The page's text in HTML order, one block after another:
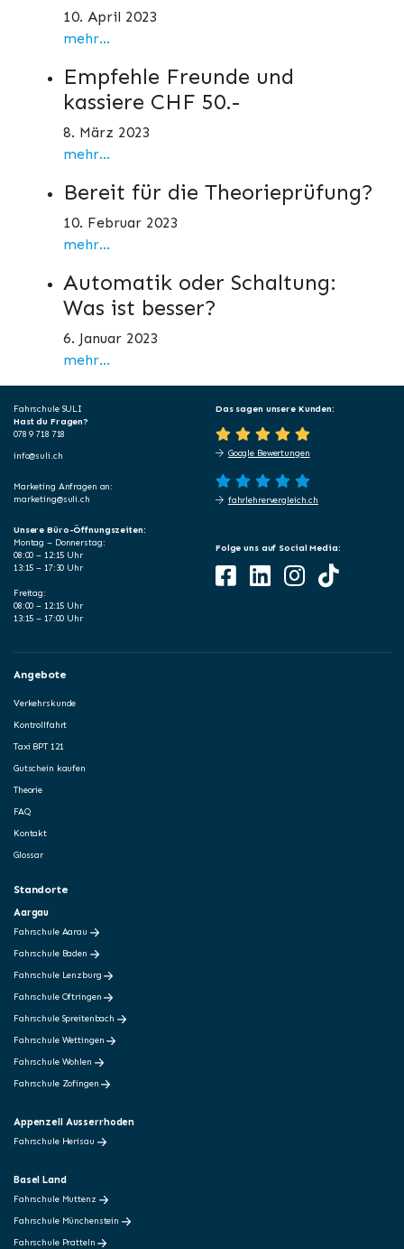
10. April 2023
mehr...
Empfehle Freunde und
kassiere CHF 50.-
8. März 2023
mehr...
Bereit für die Theorieprüfung?
10. Februar 2023
mehr...
Automatik oder Schaltung:
Was ist besser?
6. Januar 2023
mehr...
Fahrschule SULI
Hast du Fragen?
078 9 718 718
info@suli.ch
Marketing Anfragen an:
marketing@suli.ch
Das sagen unsere Kunden:
Google Bewertungen
fahrlehrervergleich.ch
Unsere Büro-Öffnungszeiten:
Montag – Donnerstag:
08:00 – 12:15 Uhr
13:15 – 17:30 Uhr
Freitag:
08:00 – 12:15 Uhr
13:15 – 17:00 Uhr
Folge uns auf Social Media:
Angebote
Verkehrskunde
Kontrollfahrt
Taxi BPT 121
Gutschein kaufen
Theorie
FAQ
Kontakt
Glossar
Standorte
Aargau
Fahrschule Aarau
Fahrschule Baden
Fahrschule Lenzburg
Fahrschule Oftringen
Fahrschule Spreitenbach
Fahrschule Wettingen
Fahrschule Wohlen
Fahrschule Zofingen
Appenzell Ausserrhoden
Fahrschule Herisau
Basel Land
Fahrschule Muttenz
Fahrschule Münchenstein
Fahrschule Pratteln